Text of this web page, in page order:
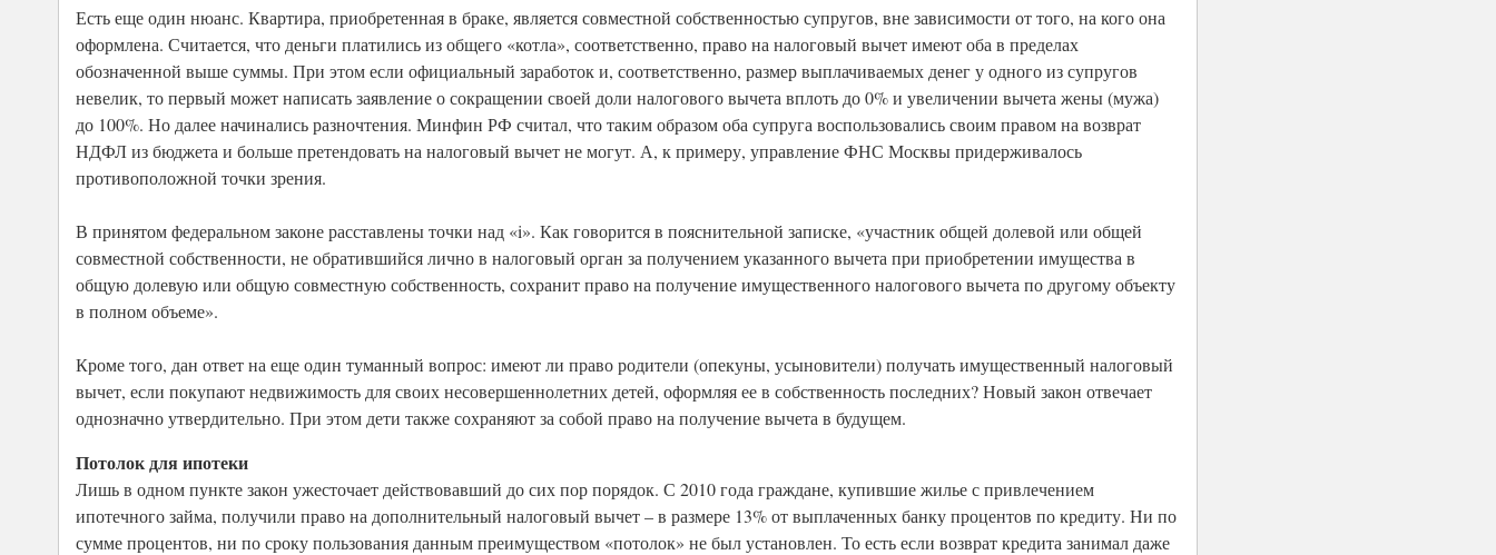
Есть еще один нюанс. Квартира, приобретенная в браке, является совместной собственностью супругов, вне зависимости от того, на кого она
оформлена. Считается, что деньги платились из общего «котла», соответственно, право на налоговый вычет имеют оба в пределах
обозначенной выше суммы. При этом если официальный заработок и, соответственно, размер выплачиваемых денег у одного из супругов
невелик, то первый может написать заявление о сокращении своей доли налогового вычета вплоть до 0% и увеличении вычета жены (мужа)
до 100%. Но далее начинались разночтения. Минфин РФ считал, что таким образом оба супруга воспользовались своим правом на возврат
НДФЛ из бюджета и больше претендовать на налоговый вычет не могут. А, к примеру, управление ФНС Москвы придерживалось
противоположной точки зрения.
В принятом федеральном законе расставлены точки над «i». Как говорится в пояснительной записке, «участник общей долевой или общей
совместной собственности, не обратившийся лично в налоговый орган за получением указанного вычета при приобретении имущества в
общую долевую или общую совместную собственность, сохранит право на получение имущественного налогового вычета по другому объекту
в полном объеме».
Кроме того, дан ответ на еще один туманный вопрос: имеют ли право родители (опекуны, усыновители) получать имущественный налоговый
вычет, если покупают недвижимость для своих несовершеннолетних детей, оформляя ее в собственность последних? Новый закон отвечает
однозначно утвердительно. При этом дети также сохраняют за собой право на получение вычета в будущем.
Потолок для ипотеки
Лишь в одном пункте закон ужесточает действовавший до сих пор порядок. С 2010 года граждане, купившие жилье с привлечением
ипотечного займа, получили право на дополнительный налоговый вычет – в размере 13% от выплаченных банку процентов по кредиту. Ни по
сумме процентов, ни по сроку пользования данным преимуществом «потолок» не был установлен. То есть если возврат кредита занимал даже